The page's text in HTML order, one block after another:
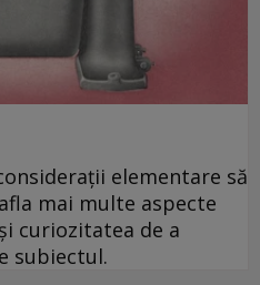
elementare să
mai multe aspecte
curiozitatea de a
subiectul.